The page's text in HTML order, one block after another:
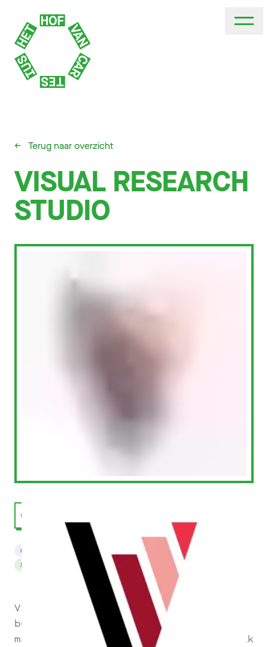
← Terug naar overzicht
VISUAL RESEARCH
STUDIO
Communicatie & Vormgeving
Kunst & Cultuur
Sociaalmaatschappelijk
Visual Research Studio is een grafisch
bureau dat draagvlak creëert voor
maatschappelijke onderzoeken. Dat doe ik